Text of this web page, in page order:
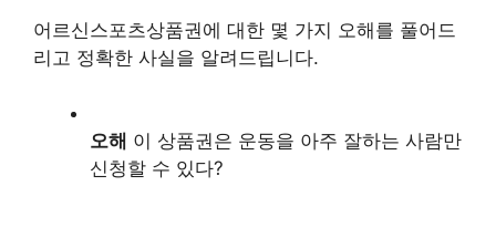
어르신스포츠상품권에 대한 몇 가지 오해를 풀어드
리고 정확한 사실을 알려드립니다.
오해 이 상품권은 운동을 아주 잘하는 사람만
신청할 수 있다?